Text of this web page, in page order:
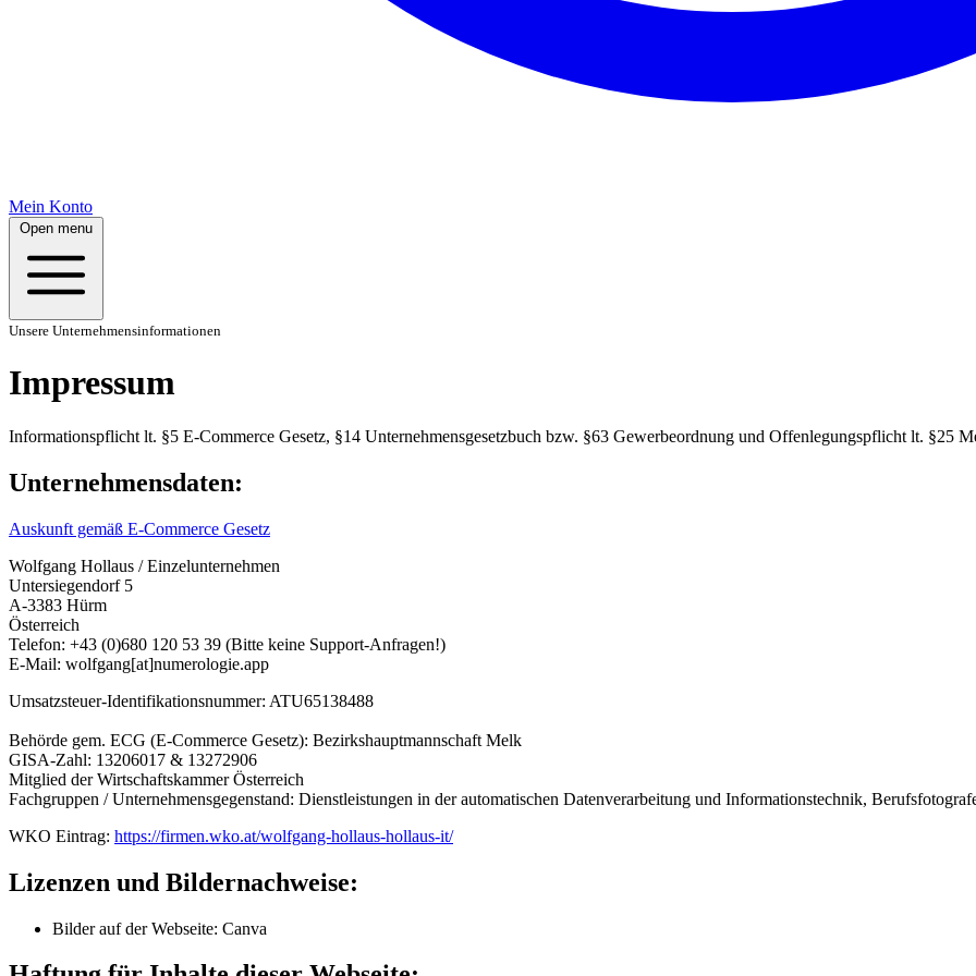
Mein Konto
Open menu
Unsere Unternehmensinformationen
Impressum
Informationspflicht lt. §5 E-Commerce Gesetz, §14 Unternehmensgesetzbuch bzw. §63 Gewerbeordnung und Offenlegungspflicht lt. §25
Unternehmensdaten:
Auskunft gemäß E-Commerce Gesetz
Wolfgang Hollaus / Einzelunternehmen
Untersiegendorf 5
A-3383 Hürm
Österreich
Telefon: +43 (0)680 120 53 39 (Bitte keine Support-Anfragen!)
E-Mail: wolfgang[at]numerologie.app
Umsatzsteuer-Identifikationsnummer: ATU65138488
Behörde gem. ECG (E-Commerce Gesetz): Bezirkshauptmannschaft Melk
GISA-Zahl: 13206017 & 13272906
Mitglied der Wirtschaftskammer Österreich
Fachgruppen / Unternehmensgegenstand: Dienstleistungen in der automatischen Datenverarbeitung und Informationstechnik,
WKO Eintrag: https://firmen.wko.at/wolfgang-hollaus-hollaus-it/
Lizenzen und Bildernachweise:
Bilder auf der Webseite: Canva